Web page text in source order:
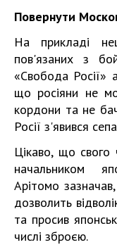
Повернути
На прикладі
пов'язаних з
«Свобода Росії»
що росіяни не
кордони та не
Росії з'явився
Цікаво, що свого
начальником
Арітомо
дозволить
та просив
числі зброєю.